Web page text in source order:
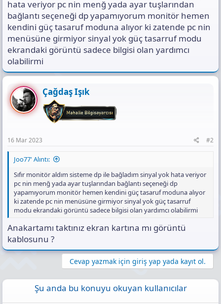
ı
n
ı
K
o
p
y
l
hata veriyor pc nin menğ yada ayar tuşlarından
bağlantı seçeneği dp yapamıyorum monitör hemen
kendini güç tasaruf moduna alıyor ki zatende pc nin
menüsüne girmiyor sinyal yok güç tasarruf modu
ekrandaki görüntü sadece bilgisi olan yardımcı
olabilirmi
Çağdaş Işık
16 Mar 2023 #2
Joo77' Alıntı:
Sıfır monitör aldım sisteme dp ile bağladım sinyal yok hata veriyor
pc nin menğ yada ayar tuşlarından bağlantı seçeneği dp
yapamıyorum monitör hemen kendini güç tasaruf moduna alıyor
ki zatende pc nin menüsüne girmiyor sinyal yok güç tasarruf
modu ekrandaki görüntü sadece bilgisi olan yardımcı olabilirmi
Anakartamı taktınız ekran kartına mı görüntü
kablosunu ?
Cevap yazmak için giriş yap yada kayıt ol.
Şu anda bu konuyu okuyan kullanıcılar